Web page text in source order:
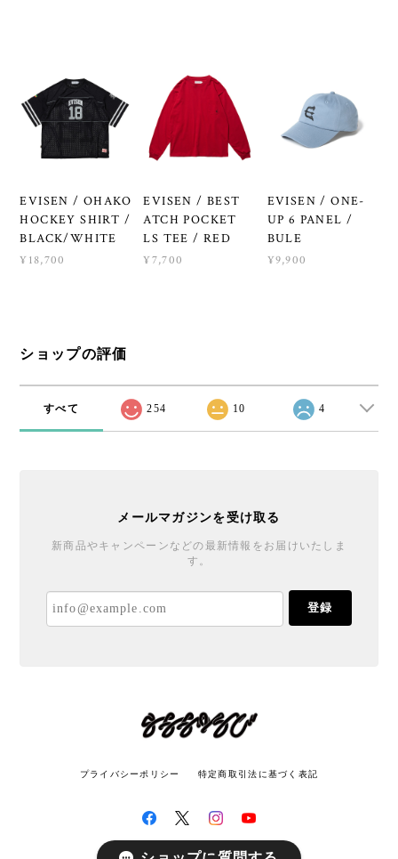
EVISEN / OHAKO
HOCKEY SHIRT /
BLACK/WHITE
¥18,700
EVISEN / BEST
ATCH POCKET
LS TEE / RED
¥7,700
EVISEN / ONE-
UP 6 PANEL /
BULE
¥9,900
ショップの評価
すべて 254 10 4
メールマガジンを受け取る
新商品やキャンペーンなどの最新情報をお届けいたしま
す。
登録
プライバシーポリシー 特定商取引法に基づく表記